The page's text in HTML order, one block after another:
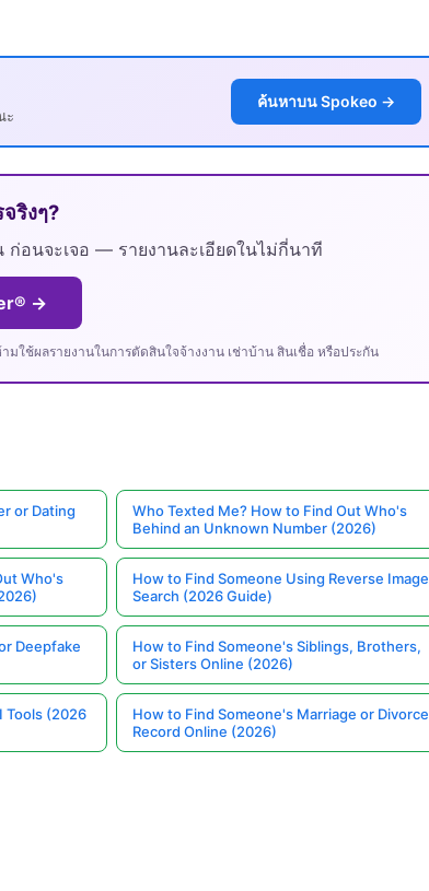
ะ
ค้นหาบน Spokeo →
ริงๆ?
อนจะเจอ — รายงานละเอียดในไม่กี่นาที
→
ใช้ผลรายงานในการตัดสินใจจ้างงาน เช่าบ้าน สินเชื่อ หรือประกัน
or Dating
Who Texted Me? How to Find Out Who's
Behind an Unknown Number (2026)
Who's
How to Find Someone Using Reverse Image
Search (2026 Guide)
Deepfake
How to Find Someone's Siblings, Brothers,
or Sisters Online (2026)
Tools (2026
How to Find Someone's Marriage or Divorce
Record Online (2026)